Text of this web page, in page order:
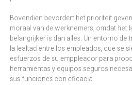
Bovendien bevordert het prioriteit
moraal van de werknemers, omdat het
belangrijker is dan alles. Un entorno
la lealtad entre los empleados, que se
esfuerzos de su emppleador para
herramientas y equipos seguros
sus funciones con eficacia.